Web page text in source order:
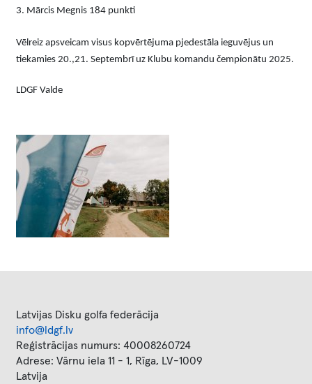
3. Mārcis Megnis 184 punkti
Vēlreiz apsveicam visus kopvērtējuma pjedestāla ieguvējus un
tiekamies 20.,21. Septembrī uz Klubu komandu čempionātu 2025.
LDGF Valde
Latvijas Disku golfa federācija
info@ldgf.lv
Reģistrācijas numurs: 40008260724
Adrese: Vārnu iela 11 - 1, Rīga, LV-1009
Latvija